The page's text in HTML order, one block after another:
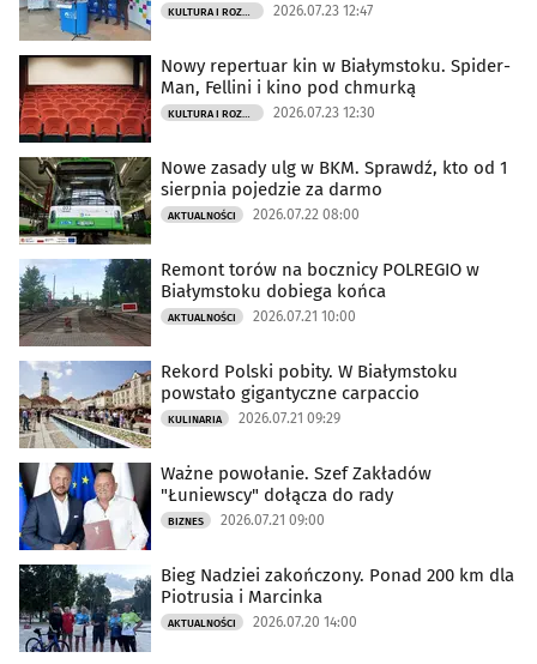
KULTURA I ROZRYWKA 2026.07.23 12:47
Nowy repertuar kin w Białymstoku. Spider-
Man, Fellini i kino pod chmurką
KULTURA I ROZRYWKA 2026.07.23 12:30
Nowe zasady ulg w BKM. Sprawdź, kto od 1
sierpnia pojedzie za darmo
AKTUALNOŚCI 2026.07.22 08:00
Remont torów na bocznicy POLREGIO w
Białymstoku dobiega końca
AKTUALNOŚCI 2026.07.21 10:00
Rekord Polski pobity. W Białymstoku
powstało gigantyczne carpaccio
KULINARIA 2026.07.21 09:29
Ważne powołanie. Szef Zakładów
"Łuniewscy" dołącza do rady
BIZNES 2026.07.21 09:00
Bieg Nadziei zakończony. Ponad 200 km dla
Piotrusia i Marcinka
AKTUALNOŚCI 2026.07.20 14:00